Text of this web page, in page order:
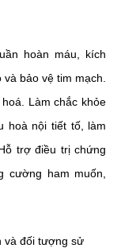
hoàn máu, kích
Làm chắc khỏe
hoà nội tiết tố, làm
trợ điều trị chứng
cường ham muốn,
và đối tượng sử